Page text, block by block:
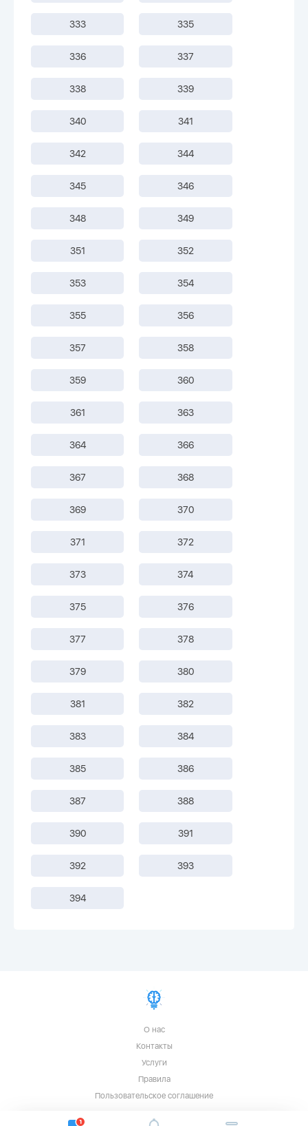
333 335
336 337
338 339
340 341
342 344
345 346
348 349
351 352
353 354
355 356
357 358
359 360
361 363
364 366
367 368
369 370
371 372
373 374
375 376
377 378
379 380
381 382
383 384
385 386
387 388
390 391
392 393
394
О нас
Контакты
Услуги
Правила
Пользовательское соглашение